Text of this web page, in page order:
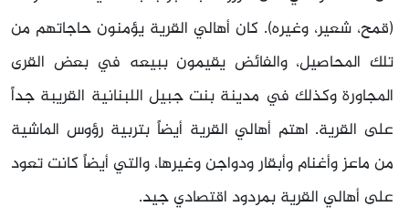
(قمح، شعير، وغيره). كان أهالي القرية يؤمنون حاجاتهم من
تلك المحاصيل، والفائض يقيمون ببيعه في بعض القرى
المجاورة وكذلك في مدينة بنت جبيل اللبنانية القريبة جداً
على القرية. اهتم أهالي القرية أيضاً بتربية رؤوس الماشية
من ماعز وأغنام وأبقار ودواجن وغيرها، والتي أيضاً كانت تعود
على أهالي القرية بمردود اقتصادي جيد.